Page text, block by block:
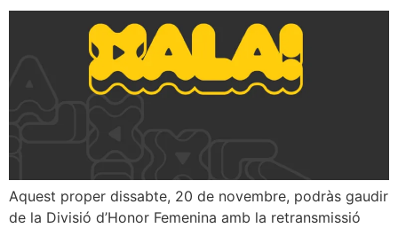
Aquest proper dissabte, 20 de novembre, podràs gaudir
de la Divisió d’Honor Femenina amb la retransmissió